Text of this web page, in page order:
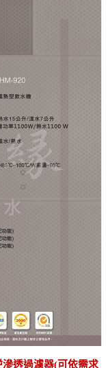
透過濾器(可依需求